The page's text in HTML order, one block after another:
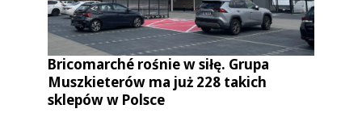
Bricomarché rośnie w siłę. Grupa
Muszkieterów ma już 228 takich
sklepów w Polsce